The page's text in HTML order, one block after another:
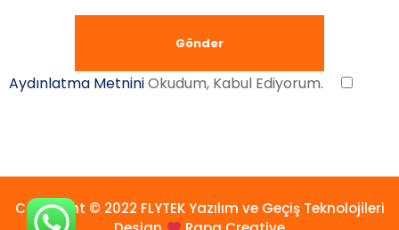
Aydınlatma MetniniOkudum, Kabul Ediyorum.
Copyright © 2022 FLYTEK Yazılım ve Geçiş Teknolojileri